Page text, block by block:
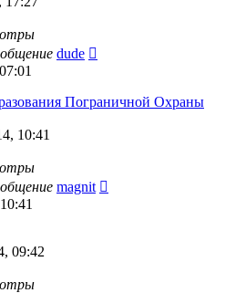
dude
Пограничной Охраны
10:41
magnit
09:42